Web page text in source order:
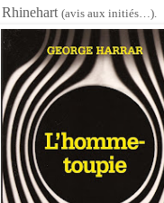
(avis aux initiés…).